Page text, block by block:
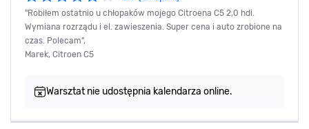
"Robiłem ostatnio u chłopaków mojego Citroena C5 2,0 hdi.
Wymiana rozrządu i el. zawieszenia. Super cena i auto zrobione na
czas. Polecam",
Marek, Citroen C5
Warsztat nie udostępnia kalendarza online.